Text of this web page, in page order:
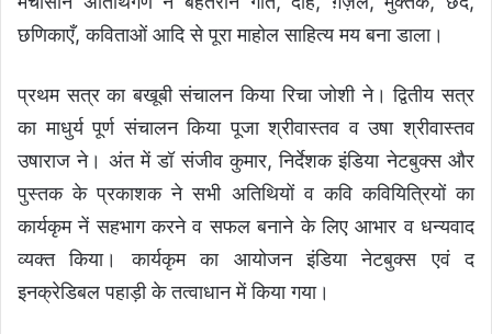
छणिकाएँ, कविताओं आदि से पूरा माहोल साहित्य मय बना डाला।
प्रथम सत्र का बखूबी संचालन किया रिचा जोशी ने। द्वितीय सत्र
का माधुर्य पूर्ण संचालन किया पूजा श्रीवास्तव व उषा श्रीवास्तव
उषाराज ने। अंत में डॉ संजीव कुमार, निर्देशक इंडिया नेटबुक्स और
पुस्तक के प्रकाशक ने सभी अतिथियों व कवि कवियित्रियों का
कार्यकृम नें सहभाग करने व सफल बनाने के लिए आभार व धन्यवाद
व्यक्त किया। कार्यकृम का आयोजन इंडिया नेटबुक्स एवं द
इनक्रेडिबल पहाड़ी के तत्वाधान में किया गया।